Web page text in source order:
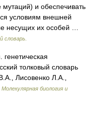
мутаций) и обеспечивать
условиям внешней
несущих их особей …
словарь.
толковый словарь
Лисовенко Л.А.,
Молекулярная биология и